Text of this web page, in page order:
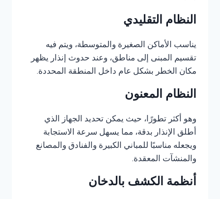
النظام التقليدي
يناسب الأماكن الصغيرة والمتوسطة، ويتم فيه
تقسيم المبنى إلى مناطق، وعند حدوث إنذار يظهر
مكان الخطر بشكل عام داخل المنطقة المحددة.
النظام المعنون
وهو أكثر تطورًا، حيث يمكن تحديد الجهاز الذي
أطلق الإنذار بدقة، مما يسهل سرعة الاستجابة
ويجعله مناسبًا للمباني الكبيرة والفنادق والمصانع
والمنشآت المعقدة.
أنظمة الكشف بالدخان